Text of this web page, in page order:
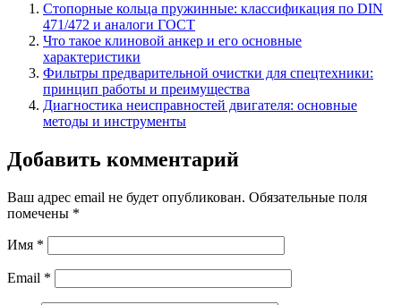
Стопорные кольца пружинные: классификация по DIN
471/472 и аналоги ГОСТ
Что такое клиновой анкер и его основные
характеристики
Фильтры предварительной очистки для спецтехники:
принцип работы и преимущества
Диагностика неисправностей двигателя: основные
методы и инструменты
Добавить комментарий
Ваш адрес email не будет опубликован. Обязательные поля
помечены *
Имя *
Email *